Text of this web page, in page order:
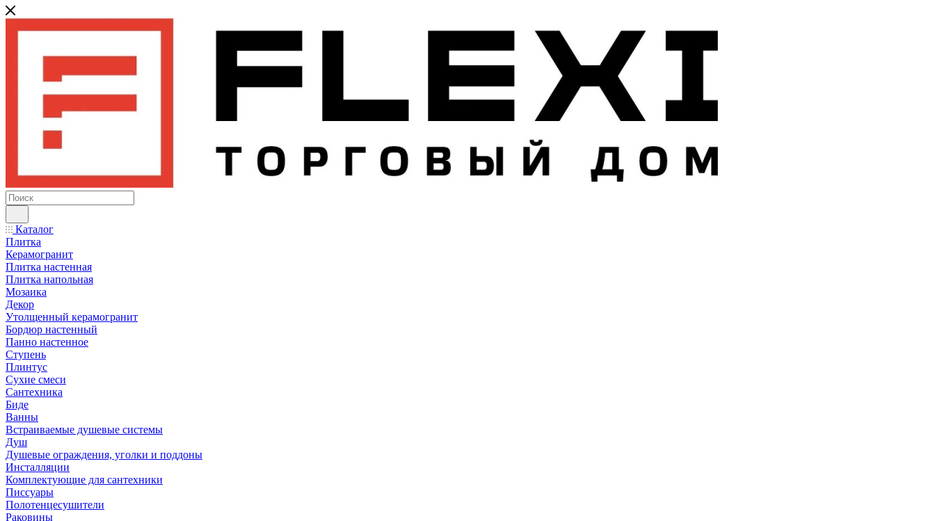
Каталог
Плитка
Керамогранит
Плитка настенная
Плитка напольная
Мозаика
Декор
Утолщенный керамогранит
Бордюр настенный
Панно настенное
Ступень
Плинтус
Сухие смеси
Сантехника
Биде
Ванны
Встраиваемые душевые системы
Душ
Душевые ограждения, уголки и поддоны
Инсталляции
Комплектующие для сантехники
Писсуары
Полотенцесушители
Раковины